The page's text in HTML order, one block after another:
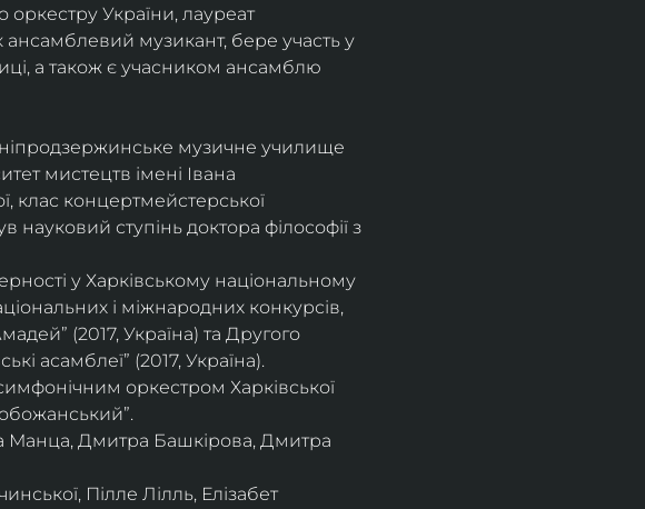
оркестру України, лауреат
ансамблевий музикант, бере участь у
а також є учасником ансамблю
музичне училище
мистецтв імені Івана
клас концертмейстерської
науковий ступінь доктора філософії з
у Харківському національному
і міжнародних конкурсів,
(2017, Україна) та Другого
асамблеї” (2017, Україна).
оркестром Харківської
Манца, Дмитра Башкірова, Дмитра
Пілле Лілль, Елізабет